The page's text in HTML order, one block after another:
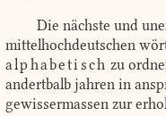
Die nächste und
mittelhochdeutschen
alphabetisch zu
andertbalb jahren in
gewissermassen zur